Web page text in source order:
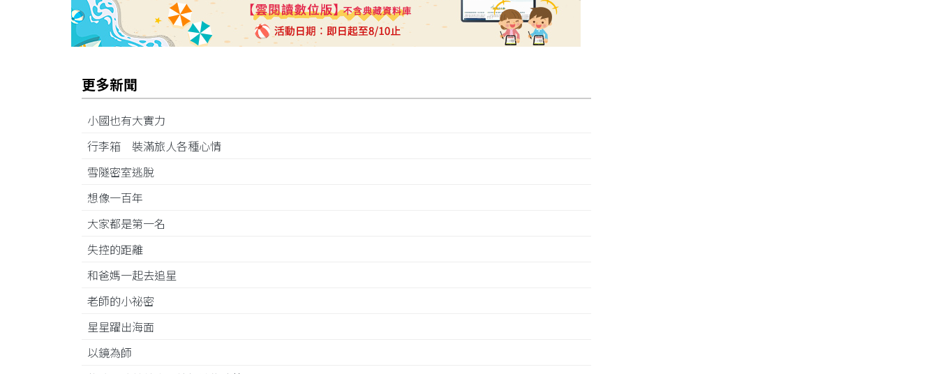
更多新聞
小國也有大實力
行李箱 裝滿旅人各種心情
雪隧密室逃脫
想像一百年
大家都是第一名
失控的距離
和爸媽一起去追星
老師的小祕密
星星躍出海面
以鏡為師